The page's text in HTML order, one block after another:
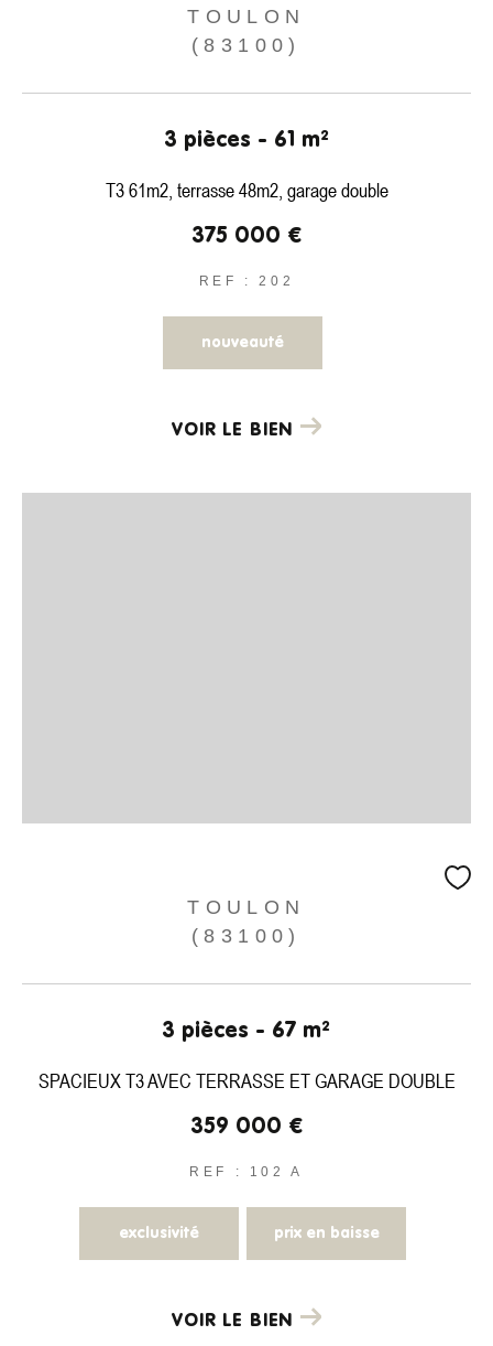
TOULON
(83100)
3 pièces - 61 m²
T3 61m2, terrasse 48m2, garage double
375 000 €
REF : 202
nouveauté
VOIR LE BIEN
TOULON
(83100)
3 pièces - 67 m²
SPACIEUX T3 AVEC TERRASSE ET GARAGE DOUBLE
359 000 €
REF : 102 A
exclusivité prix en baisse
VOIR LE BIEN